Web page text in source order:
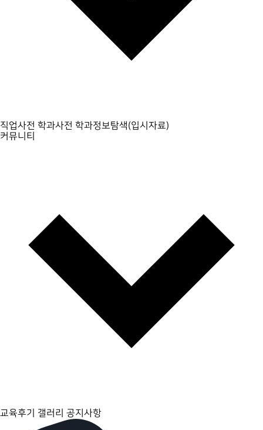
직업사전 학과사전 학과정보탐색(입시자료)
커뮤니티
교육후기 갤러리 공지사항